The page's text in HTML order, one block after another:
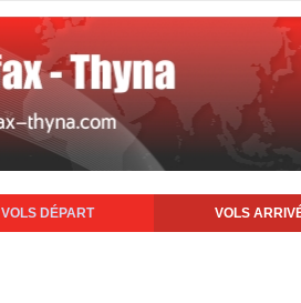
VOLS DÉPART VOLS